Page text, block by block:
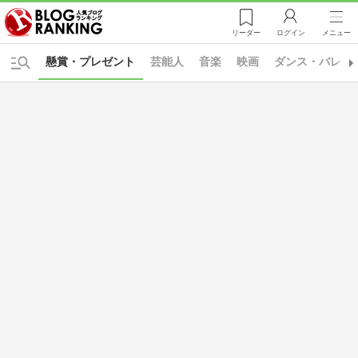
リーダー ログイン メニュー
芸能人 音楽 映画 ダンス・バレエ
懸賞・プレゼント